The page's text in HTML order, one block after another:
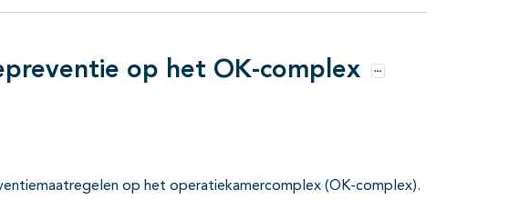
op het OK-complex Opties
op het operatiekamercomplex (OK-complex).